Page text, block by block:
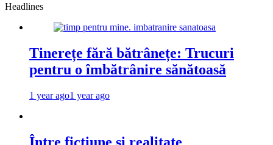
Headlines
Tinerețe fără bătrânețe: Trucuri
pentru o îmbătrânire sănătoasă
1 year ago1 year ago
Între fictiune si realitate